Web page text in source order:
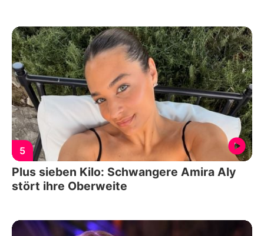
5
Plus sieben Kilo: Schwangere Amira Aly
stört ihre Oberweite